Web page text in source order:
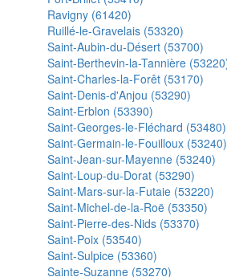
Ravigny (61420)
Ruillé-le-Gravelais (53320)
Saint-Aubin-du-Désert (53700)
Saint-Berthevin-la-Tannière
Saint-Charles-la-Forêt (53170)
Saint-Denis-d'Anjou (53290)
Saint-Erblon (53390)
Saint-Georges-le-Fléchard (53480)
Saint-Germain-le-Fouilloux (53240)
Saint-Jean-sur-Mayenne (53240)
Saint-Loup-du-Dorat (53290)
Saint-Mars-sur-la-Futaie (53220)
Saint-Michel-de-la-Roë (53350)
Saint-Pierre-des-Nids (53370)
Saint-Poix (53540)
Saint-Sulpice (53360)
Sainte-Suzanne (53270)